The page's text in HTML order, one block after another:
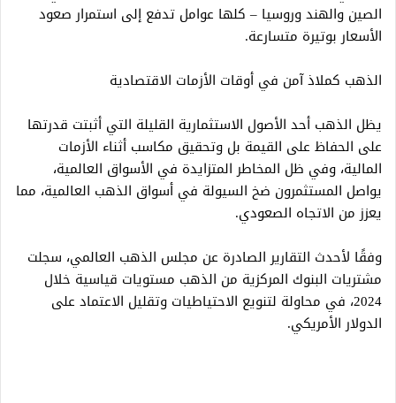
الصين والهند وروسيا – كلها عوامل تدفع إلى استمرار صعود
الأسعار بوتيرة متسارعة.
الذهب كملاذ آمن في أوقات الأزمات الاقتصادية
يظل الذهب أحد الأصول الاستثمارية القليلة التي أثبتت قدرتها
على الحفاظ على القيمة بل وتحقيق مكاسب أثناء الأزمات
المالية، وفي ظل المخاطر المتزايدة في الأسواق العالمية،
يواصل المستثمرون ضخ السيولة في أسواق الذهب العالمية، مما
يعزز من الاتجاه الصعودي.
وفقًا لأحدث التقارير الصادرة عن مجلس الذهب العالمي، سجلت
مشتريات البنوك المركزية من الذهب مستويات قياسية خلال
2024، في محاولة لتنويع الاحتياطيات وتقليل الاعتماد على
الدولار الأمريكي.